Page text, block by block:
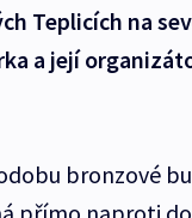
Teplicích na
a její
bronzové